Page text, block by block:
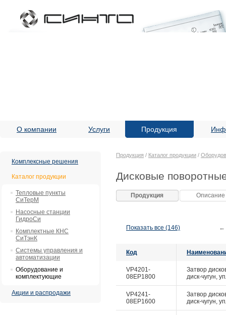
О компании Услуги Продукция
Комплексные решения
Каталог продукции
Тепловые пункты
СиТерМ
Насосные станции
ГидроСи
Комплектные КНС
СиТэнК
Системы управления и
автоматизации
Оборудование и
комплектующие
Акции и распродажи
Продукция / Каталог продукции /
Дисковые
Продукция Описание
Показать все (146) ←
Код
VP4201-
08EP1800
Затвор
диск-чугун,
VP4241-
08EP1600
Затвор
диск-чугун,